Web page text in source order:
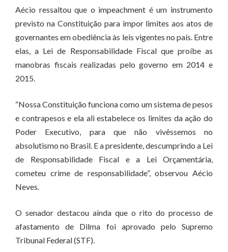
Aécio ressaltou que o impeachment é um instrumento
previsto na Constituição para impor limites aos atos de
governantes em obediência às leis vigentes no país. Entre
elas, a Lei de Responsabilidade Fiscal que proíbe as
manobras fiscais realizadas pelo governo em 2014 e
2015.
“Nossa Constituição funciona como um sistema de pesos
e contrapesos e ela ali estabelece os limites da ação do
Poder Executivo, para que não vivêssemos no
absolutismo no Brasil. E a presidente, descumprindo a Lei
de Responsabilidade Fiscal e a Lei Orçamentária,
cometeu crime de responsabilidade”, observou Aécio
Neves.
O senador destacou ainda que o rito do processo de
afastamento de Dilma foi aprovado pelo Supremo
Tribunal Federal (STF).